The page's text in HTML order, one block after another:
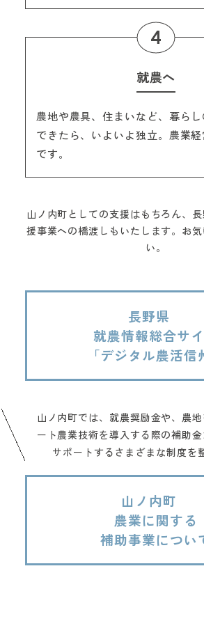
就農へ
農地や農具、住まいなど、暮ら
できたら、いよいよ独立。農業
です。
山ノ内町としての支援はもちろん、
援事業への橋渡しもいたします。お
い。
長野県
就農情報総合サ
「デジタル農活信
山ノ内町では、就農奨励金や、農
ート農業技術を導入する際の補助金
サポートするさまざまな制度を
山ノ内町
農業に関する
補助事業につい